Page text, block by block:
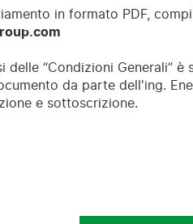
in formato PDF,
delle “Condizioni Generali” è
da parte dell'ing.
e sottoscrizione.